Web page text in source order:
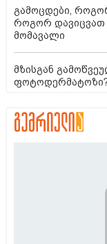
გამოცდები,
როგორ დავიცვათ
მომავალი
მზისგან